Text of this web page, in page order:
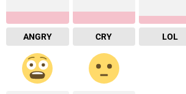
ANGRY CRY LOL